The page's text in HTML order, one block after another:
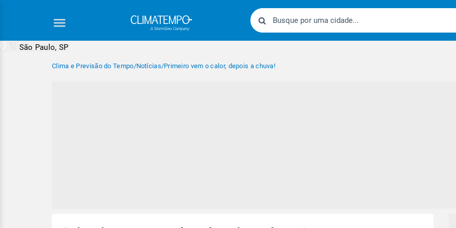
São Paulo, SP
Clima e Previsão do Tempo/Notícias/Primeiro vem o calor, depois a chuva!